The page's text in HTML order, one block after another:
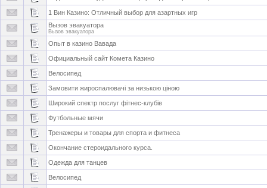
1 Вин Казино: Отличный выбор для азартных игр
Вызов эвакуатора
Вызов эвакуатора
Опыт в казино Вавада
Официальный сайт Комета Казино
Велосипед
Замовити жироспалювачі за низькою ціною
Широкий спектр послуг фітнес-клубів
Футбольные мячи
Тренажеры и товары для спорта и фитнеса
Окончание стероидального курса.
Одежда для танцев
Велосипед